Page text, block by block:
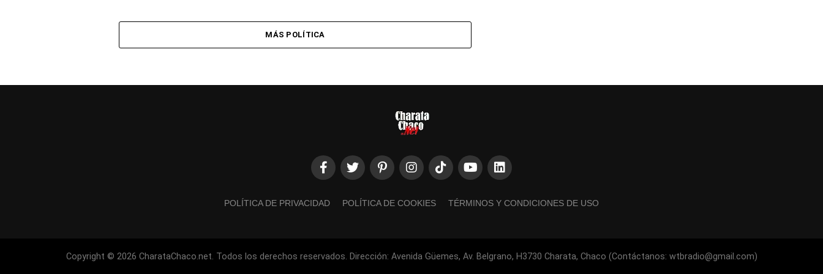
MÁS POLÍTICA
POLÍTICA DE PRIVACIDAD POLÍTICA DE COOKIES TÉRMINOS Y CONDICIONES DE USO
Copyright © 2026 CharataChaco.net. Todos los derechos reservados. Dirección: Avenida Güemes, Av. Belgrano, H3730 Charata, Chaco (Contáctanos: wtbradio@gmail.com)